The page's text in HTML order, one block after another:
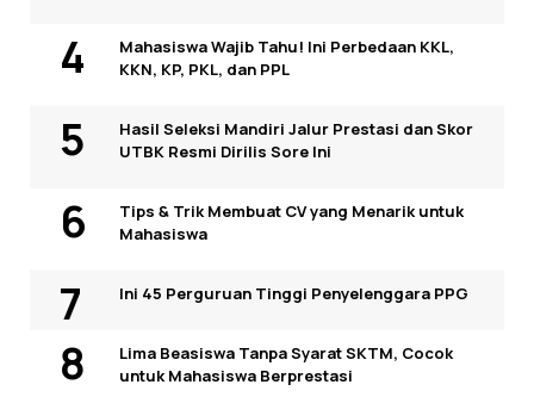
Mahasiswa Wajib Tahu! Ini Perbedaan KKL,
KKN, KP, PKL, dan PPL
Hasil Seleksi Mandiri Jalur Prestasi dan Skor
UTBK Resmi Dirilis Sore Ini
Tips & Trik Membuat CV yang Menarik untuk
Mahasiswa
Ini 45 Perguruan Tinggi Penyelenggara PPG
Lima Beasiswa Tanpa Syarat SKTM, Cocok
untuk Mahasiswa Berprestasi